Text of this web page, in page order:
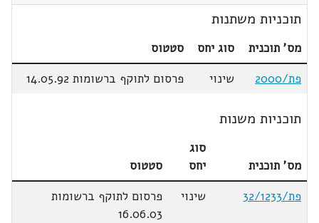
תוכניות משתנות
מס' תוכנית סוג יחס
סטטוס
פת/2000
שינוי פרסום לתוקף ברשומות 14.05.92
תוכניות משנות
מס' תוכנית
סוג
יחס
סטטוס
פת/32/1233
שינוי
פרסום לתוקף ברשומות
16.06.03